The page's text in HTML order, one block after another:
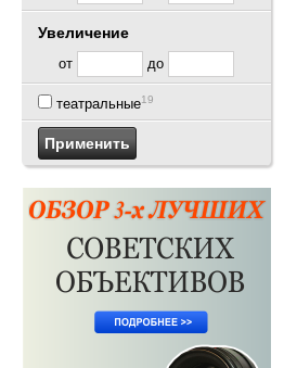
Увеличение
от до
театральные19